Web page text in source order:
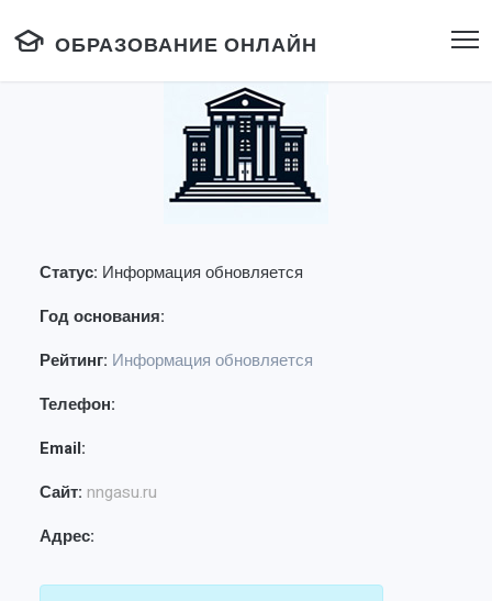
ОБРАЗОВАНИЕ ОНЛАЙН
Статус: Информация обновляется
Год основания:
Рейтинг: Информация обновляется
Телефон:
Email:
Сайт: nngasu.ru
Адрес: